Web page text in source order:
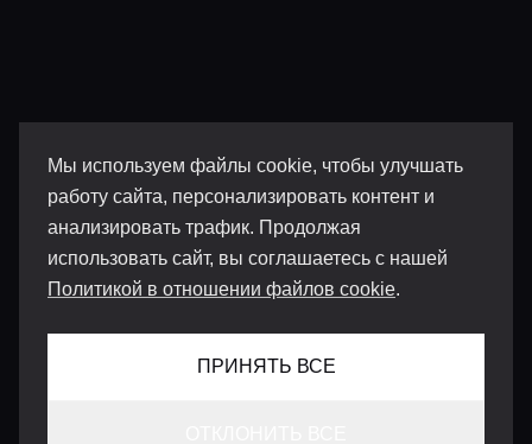
Мы используем файлы cookie, чтобы улучшать
работу сайта, персонализировать контент и
анализировать трафик. Продолжая
использовать сайт, вы соглашаетесь с нашей
Политикой в отношении файлов cookie.
ПРИНЯТЬ ВСЕ